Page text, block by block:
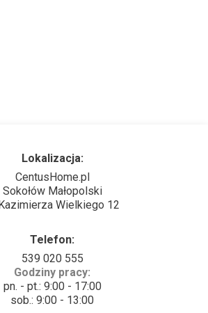
Lokalizacja:
CentusHome.pl
Sokołów Małopolski
Wielkiego 12
Telefon:
539 020 555
Godziny pracy:
pn. - pt.: 9:00 - 17:00
sob.: 9:00 - 13:00